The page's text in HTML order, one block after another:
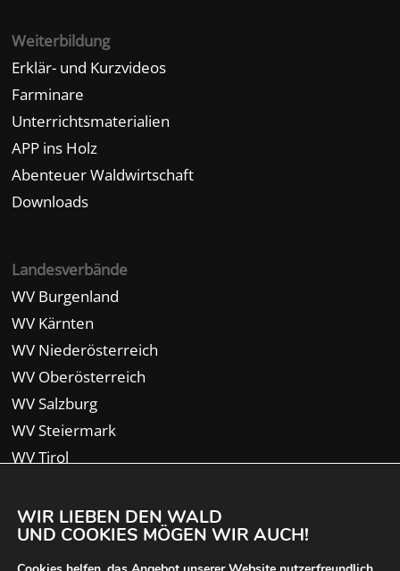
Weiterbildung
Erklär- und Kurzvideos
Farminare
Unterrichtsmaterialien
APP ins Holz
Abenteuer Waldwirtschaft
Downloads
Landesverbände
WV Burgenland
WV Kärnten
WV Niederösterreich
WV Oberösterreich
WV Salzburg
WV Steiermark
WV Tirol
WIR LIEBEN DEN WALD
UND COOKIES MÖGEN WIR AUCH!